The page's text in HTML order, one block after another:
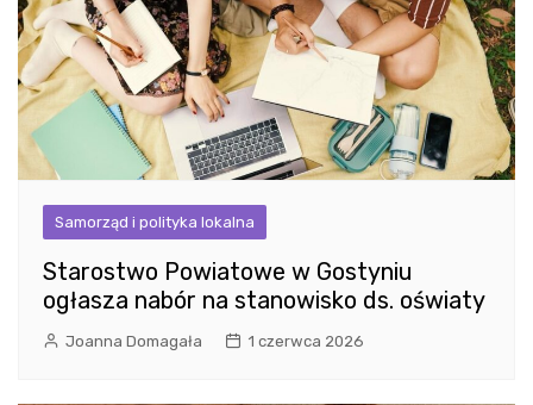
Samorząd i polityka lokalna
Starostwo Powiatowe w Gostyniu
ogłasza nabór na stanowisko ds. oświaty
Joanna Domagała 1 czerwca 2026